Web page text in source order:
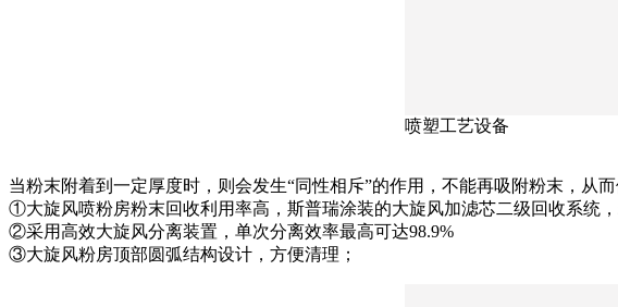
喷塑工艺设备
当粉末附着到一定厚度时，则会发生“同性相斥”的作用，不能再吸附粉末，从
①大旋风喷粉房粉末回收利用率高，斯普瑞涂装的大旋风加滤芯二级回收系统
②采用高效大旋风分离装置，单次分离效率最高可达98.9%
③大旋风粉房顶部圆弧结构设计，方便清理；